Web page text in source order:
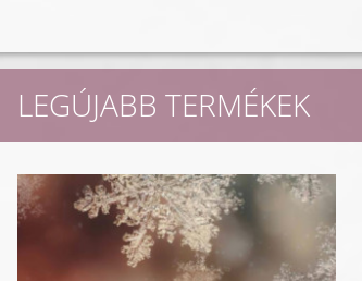
LEGÚJABB TERMÉKEK